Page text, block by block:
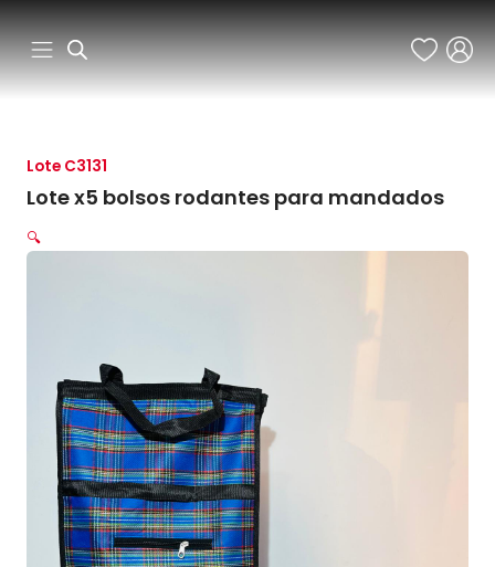
Ir
al
contenido
Lote C3131
Lote x5 bolsos rodantes para mandados
🔍